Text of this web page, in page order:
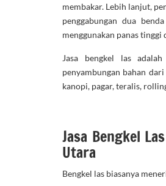
membakar. Lebih lanjut,
penggabungan dua
menggunakan panas
Jasa bengkel las
penyambungan bahan
kanopi, pagar, teralis,
Jasa Bengkel
Utara
Bengkel las biasanya